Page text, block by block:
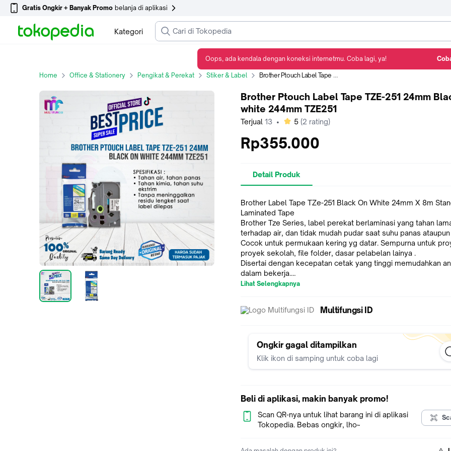
Gratis Ongkir + Banyak Promo belanja di aplikasi
Kategori
Home Office & Stationery Pengikat & Perekat Stiker & Label Brother Ptouch Label Tape TZE-251 24mm Black on white 244mm TZE251
Brother Ptouch Label Tape TZE-251 24mm
white 244mm TZE251
Terjual 13 • bintang
5 (2 rating)
Rp355.000
Detail Produk
Brother Label Tape TZe-251 Black On White 24mm X 8m
Laminated Tape
Brother Tze Series, label perekat berlaminasi yang tahan
terhadap air, dan tidak mudah pudar saat suhu panas
Cocok untuk permukaan kering yg datar. Sempurna untuk
proyek sekolah, file folder, dasar pelabelan lainya .
Disertai dengan kecepatan cetak yang tinggi memudahkan
dalam bekerja.
Kelebihan :
- Tahan terhadap air, sinar matahari, bahan kimia, panas dan
- Tahan lama karena mereka tidak mudah pudar atau robek.
cocok untuk mesin :
PT-E550W, PT-D600, PT-9800PCN
PT-P750W, PT-P900W, PT-P950NW, PT-9700PC,
Lihat Selengkapnya
Multifungsi ID
Ongkir gagal ditampilkan
Klik ikon di samping untuk coba lagi
Beli di aplikasi, makin banyak promo!
Scan QR-nya untuk lihat barang ini di aplikasi
Tokopedia. Bebas ongkir, lho~
Oops, ada kendala dengan koneksi internetmu. Coba lagi, ya!